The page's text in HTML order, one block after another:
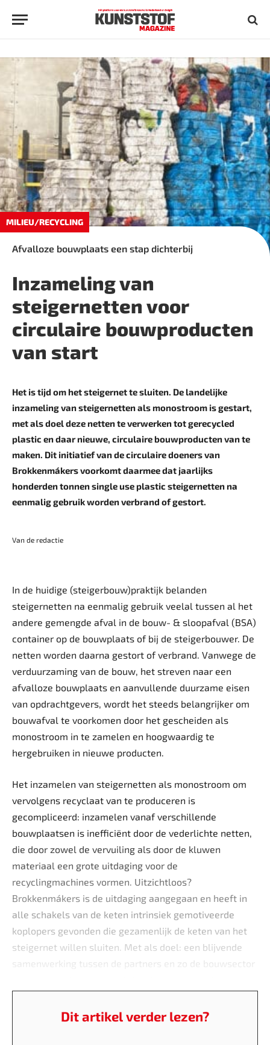
MILIEU/RECYCLING
Afvalloze bouwplaats een stap dichterbij
Inzameling van
steigernetten voor
circulaire bouwproducten
van start
Het is tijd om het steigernet te sluiten. De landelijke
inzameling van steigernetten als monostroom is gestart,
met als doel deze netten te verwerken tot gerecycled
plastic en daar nieuwe, circulaire bouwproducten van te
maken. Dit initiatief van de circulaire doeners van
Brokkenmákers voorkomt daarmee dat jaarlijks
honderden tonnen single use plastic steigernetten na
eenmalig gebruik worden verbrand of gestort.
Van de redactie
In de huidige (steigerbouw)praktijk belanden
steigernetten na eenmalig gebruik veelal tussen al het
andere gemengde afval in de bouw- & sloopafval (BSA)
container op de bouwplaats of bij de steigerbouwer. De
netten worden daarna gestort of verbrand. Vanwege de
verduurzaming van de bouw, het streven naar een
afvalloze bouwplaats en aanvullende duurzame eisen
van opdrachtgevers, wordt het steeds belangrijker om
bouwafval te voorkomen door het gescheiden als
monostroom in te zamelen en hoogwaardig te
hergebruiken in nieuwe producten.
Het inzamelen van steigernetten als monostroom om
vervolgens recyclaat van te produceren is
gecompliceerd: inzamelen vanaf verschillende
bouwplaatsen is inefficiënt door de vederlichte netten,
die door zowel de vervuiling als door de kluwen
materiaal een grote uitdaging voor de
recyclingmachines vormen. Uitzichtloos?
Brokkenmákers is de uitdaging aangegaan en heeft in
alle schakels van de keten intrinsiek gemotiveerde
koplopers gevonden die gezamenlijk de keten van het
steigernet willen sluiten. Met als doel: een blijvende
samenwerking tussen de partners en zo de bouwsector
Dit artikel verder lezen?